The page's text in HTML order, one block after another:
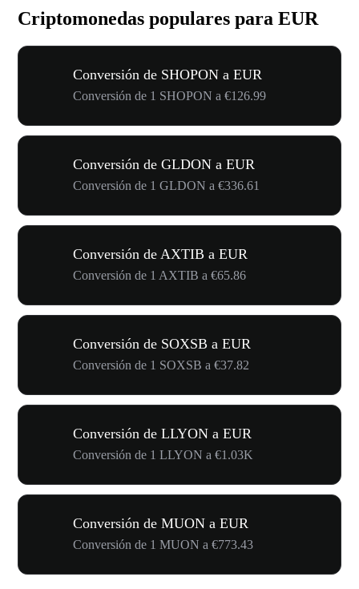
Criptomonedas populares para EUR
Conversión de SHOPON a EUR
Conversión de 1 SHOPON a €126.99
Conversión de GLDON a EUR
Conversión de 1 GLDON a €336.61
Conversión de AXTIB a EUR
Conversión de 1 AXTIB a €65.86
Conversión de SOXSB a EUR
Conversión de 1 SOXSB a €37.82
Conversión de LLYON a EUR
Conversión de 1 LLYON a €1.03K
Conversión de MUON a EUR
Conversión de 1 MUON a €773.43